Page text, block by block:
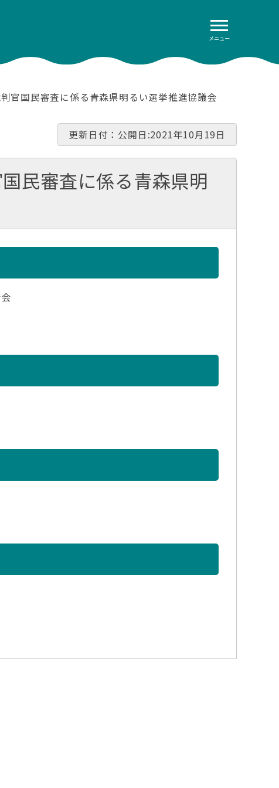
メニュー
官国民審査に係る青森県明るい選挙推進協議会
更新日付：公開日:2021年10月19日
民審査に係る青森県明